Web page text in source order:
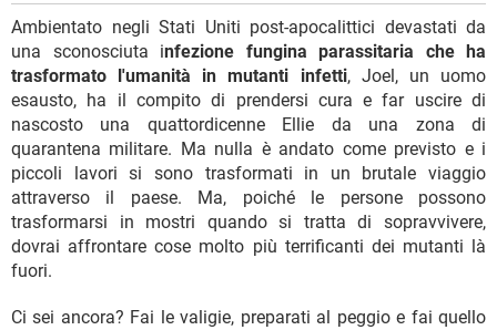
Ambientato negli Stati Uniti post-apocalittici devastati da
una sconosciuta infezione fungina parassitaria che ha
trasformato l'umanità in mutanti infetti, Joel, un uomo
esausto, ha il compito di prendersi cura e far uscire di
nascosto una quattordicenne Ellie da una zona di
quarantena militare. Ma nulla è andato come previsto e i
piccoli lavori si sono trasformati in un brutale viaggio
attraverso il paese. Ma, poiché le persone possono
trasformarsi in mostri quando si tratta di sopravvivere,
dovrai affrontare cose molto più terrificanti dei mutanti là
fuori.
Ci sei ancora? Fai le valigie, preparati al peggio e fai quello